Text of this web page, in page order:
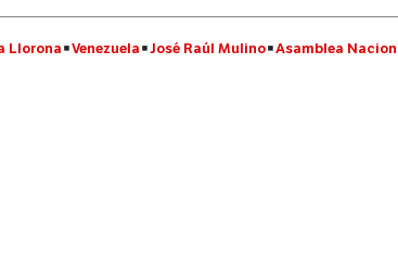
Llorona Venezuela José Raúl Mulino Asamblea